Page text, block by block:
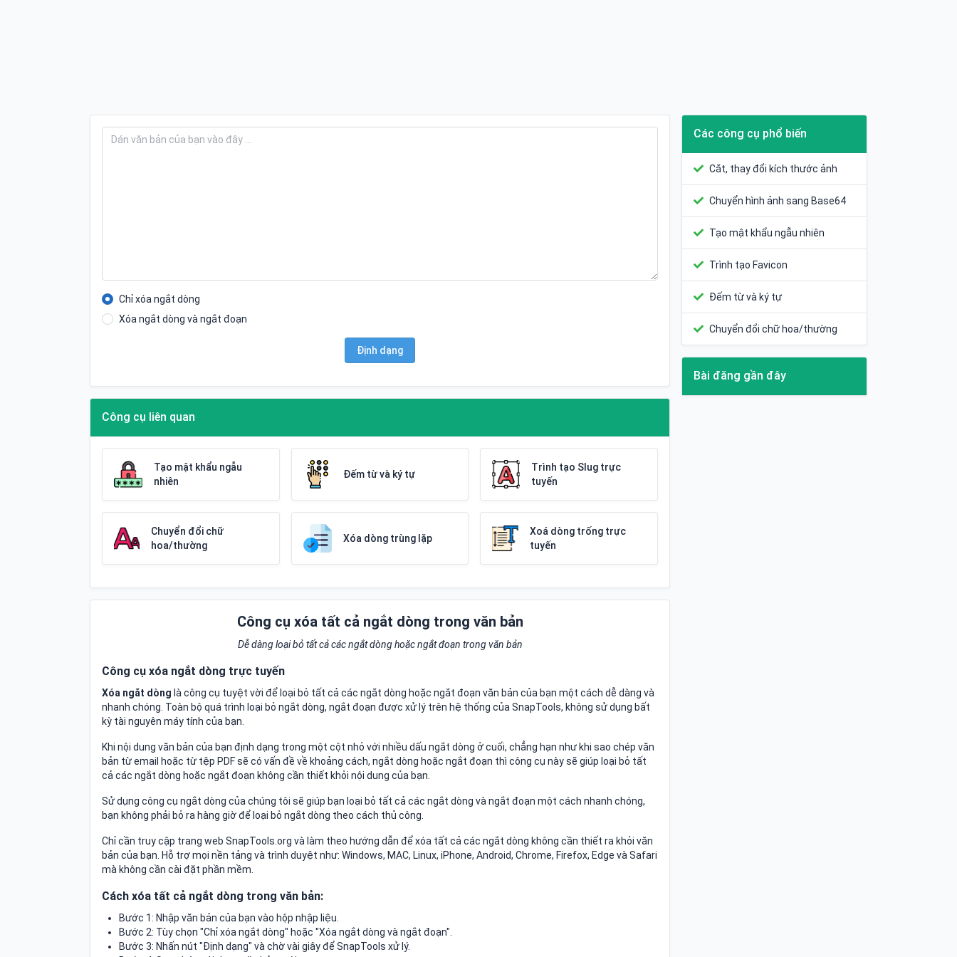
Chỉ xóa ngắt dòng
Xóa ngắt dòng và ngắt đoạn
Định dạng
Công cụ liên quan
Tạo mật khẩu ngẫu
nhiên
Đếm từ và ký tự
Trình tạo Slug trực
tuyến
Chuyển đổi chữ
hoa/thường
Xóa dòng trùng lặp
Xoá dòng trống trực
tuyến
Công cụ xóa tất cả ngắt dòng trong văn bản
Dễ dàng loại bỏ tất cả các ngắt dòng hoặc ngắt đoạn trong văn bản
Công cụ xóa ngắt dòng trực tuyến
Xóa ngắt dòng là công cụ tuyệt vời để loại bỏ tất cả các ngắt dòng hoặc ngắt đoạn văn bản của bạn một cách dễ dàng và
nhanh chóng. Toàn bộ quá trình loại bỏ ngắt dòng, ngắt đoạn được xử lý trên hệ thống của SnapTools, không sử dụng bất
kỳ tài nguyên máy tính của bạn.
Khi nội dung văn bản của bạn định dạng trong một cột nhỏ với nhiều dấu ngắt dòng ở cuối, chẳng hạn như khi sao chép văn
bản từ email hoặc từ tệp PDF sẽ có vấn đề về khoảng cách, ngắt dòng hoặc ngắt đoạn thì công cụ này sẽ giúp loại bỏ tất
cả các ngắt dòng hoặc ngắt đoạn không cần thiết khỏi nội dung của bạn.
Sử dụng công cụ ngắt dòng của chúng tôi sẽ giúp bạn loại bỏ tất cả các ngắt dòng và ngắt đoạn một cách nhanh chóng,
bạn không phải bỏ ra hàng giờ để loại bỏ ngắt dòng theo cách thủ công.
Chỉ cần truy cập trang web SnapTools.org và làm theo hướng dẫn để xóa tất cả các ngắt dòng không cần thiết ra khỏi văn
bản của bạn. Hỗ trợ mọi nền tảng và trình duyệt như: Windows, MAC, Linux, iPhone, Android, Chrome, Firefox, Edge và Safari
mà không cần cài đặt phần mềm.
Cách xóa tất cả ngắt dòng trong văn bản:
Bước 1: Nhập văn bản của bạn vào hộp nhập liệu.
Bước 2: Tùy chọn "Chỉ xóa ngắt dòng" hoặc "Xóa ngắt dòng và ngắt đoạn".
Bước 3: Nhấn nút "Định dạng" và chờ vài giây để SnapTools xử lý.
Các công cụ phổ biến
Cắt, thay đổi kích thước ảnh
Chuyển hình ảnh sang Base64
Tạo mật khẩu ngẫu nhiên
Trình tạo Favicon
Đếm từ và ký tự
Chuyển đổi chữ hoa/thường
Bài đăng gần đây